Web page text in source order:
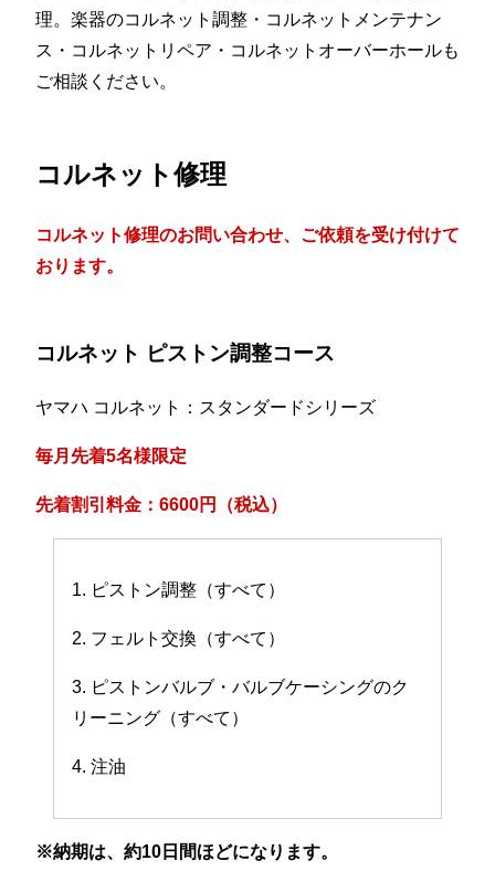
理。楽器のコルネット調整・コルネットメンテナン
ス・コルネットリペア・コルネットオーバーホールも
ご相談ください。
コルネット修理
コルネット修理のお問い合わせ、ご依頼を受け付けて
おります。
コルネット ピストン調整コース
ヤマハ コルネット：スタンダードシリーズ
毎月先着5名様限定
先着割引料金：6600円（税込）
1. ピストン調整（すべて）
2. フェルト交換（すべて）
3. ピストンバルブ・バルブケーシングのク
リーニング（すべて）
4. 注油
※納期は、約10日間ほどになります。